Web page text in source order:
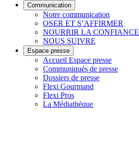
Communication
Notre communication
OSER ET S’AFFIRMER
NOURRIR LA CONFIANCE
NOUS SUIVRE
Espace presse
Accueil Espace presse
Communiqués de presse
Dossiers de presse
Flexi Gourmand
Flexi Pros
La Médiathèque